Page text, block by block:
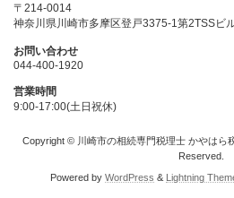
〒214-0014
神奈川県川崎市多摩区登戸3375-1第2TSSビ
お問い合わせ
044-400-1920
営業時間
9:00-17:00(土日祝休)
Copyright © 川崎市の相続専門税理士 かやはら
Reserved.
Powered by WordPress & Lightning